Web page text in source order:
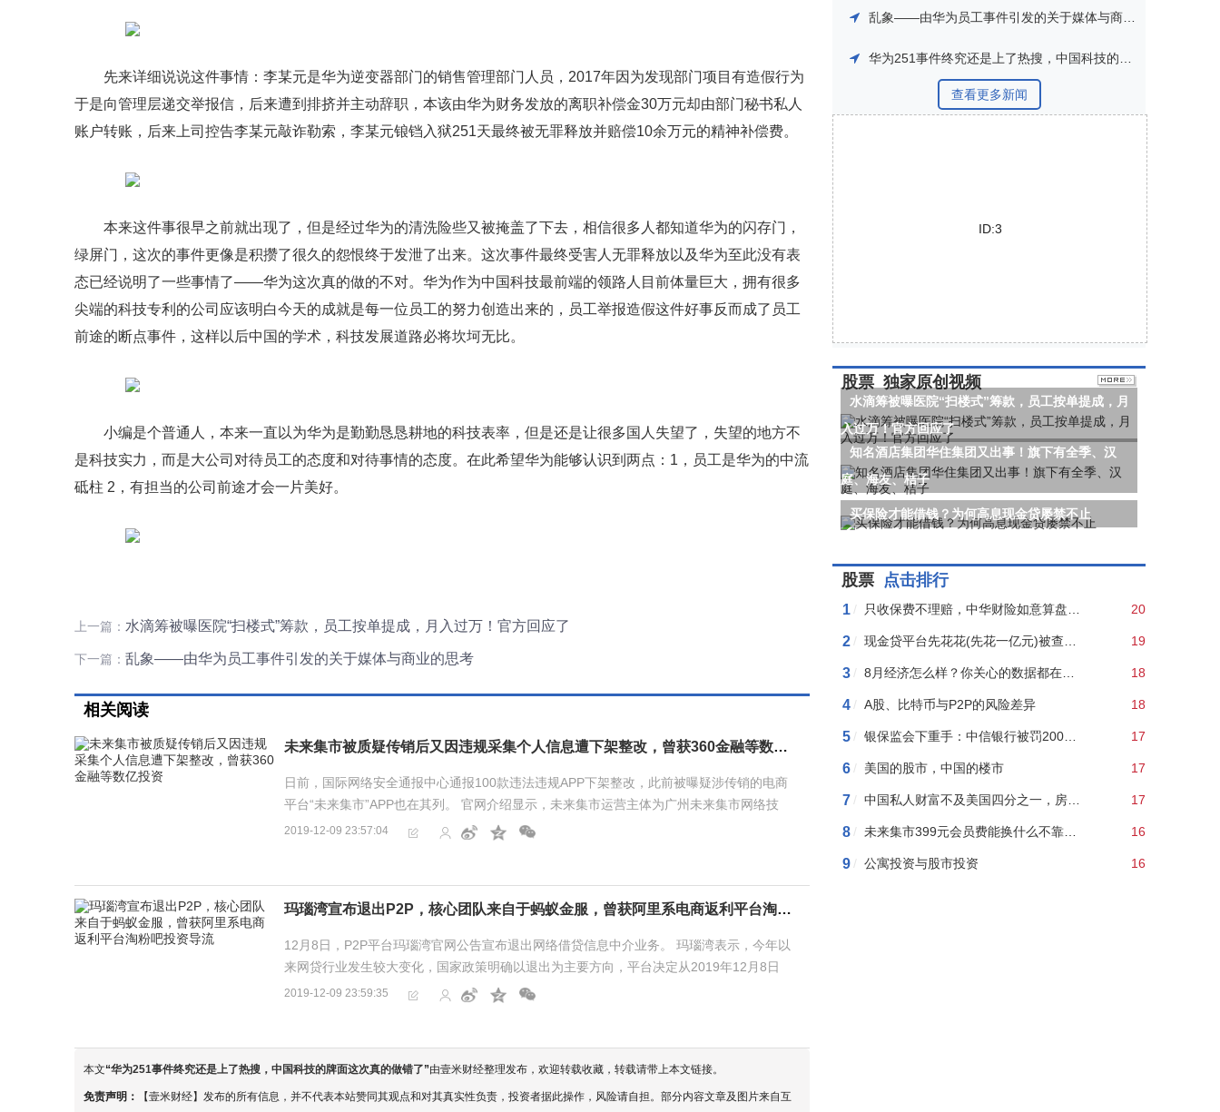
先来详细说说这件事情：李某元是华为逆变器部门的销售管理部门人员，2017年因为发现部门项目有造假行为
于是向管理层递交举报信，后来遭到排挤并主动辞职，本该由华为财务发放的离职补偿金30万元却由部门秘书私人
账户转账，后来上司控告李某元敲诈勒索，李某元锒铛入狱251天最终被无罪释放并赔偿10余万元的精神补偿费。
本来这件事很早之前就出现了，但是经过华为的清洗险些又被掩盖了下去，相信很多人都知道华为的闪存门，
绿屏门，这次的事件更像是积攒了很久的怨恨终于发泄了出来。这次事件最终受害人无罪释放以及华为至此没有表
态已经说明了一些事情了——华为这次真的做的不对。华为作为中国科技最前端的领路人目前体量巨大，拥有很多
尖端的科技专利的公司应该明白今天的成就是每一位员工的努力创造出来的，员工举报造假这件好事反而成了员工
前途的断点事件，这样以后中国的学术，科技发展道路必将坎坷无比。
小编是个普通人，本来一直以为华为是勤勤恳恳耕地的科技表率，但是还是让很多国人失望了，失望的地方不
是科技实力，而是大公司对待员工的态度和对待事情的态度。在此希望华为能够认识到两点：1，员工是华为的中流
砥柱 2，有担当的公司前途才会一片美好。
上一篇： 水滴筹被曝医院“扫楼式”筹款，员工按单提成，月入过万！官方回应了
下一篇： 乱象——由华为员工事件引发的关于媒体与商业的思考
相关阅读
未来集市被质疑传销后又因违规采集个人信息遭下架整改，曾获360金融等数亿投资
日前，国际网络安全通报中心通报100款违法违规APP下架整改，此前被曝疑涉传销的电商
平台“未来集市”APP也在其列。 官网介绍显示，未来集市运营主体为广州未来集市网络技
术有限公司，成立于2018年，2019年3月8日未来集市APP上...
2019-12-09 23:57:04
玛瑙湾宣布退出P2P，核心团队来自于蚂蚁金服，曾获阿里系电商返利平台淘粉吧投资导流
12月8日，P2P平台玛瑙湾官网公告宣布退出网络借贷信息中介业务。 玛瑙湾表示，今年以
来网贷行业发生较大变化，国家政策明确以退出为主要方向，平台决定从2019年12月8日
起正式启动退出工作，并通过业务转型实现企业平稳发展。...
2019-12-09 23:59:35
本文“华为251事件终究还是上了热搜，中国科技的牌面这次真的做错了”由壹米财经整理发布，欢迎转载收藏，转载请带上本文链接。
免责声明： 【壹米财经】发布的所有信息，并不代表本站赞同其观点和对其真实性负责，投资者据此操作，风险请自担。部分内容文章及图片来自互
乱象——由华为员工事件引发的关于媒体与商业的思考
华为251事件终究还是上了热搜，中国科技的牌面这次真的做错了
查看更多新闻
ID:3
股票 独家原创视频
水滴筹被曝医院“扫楼式”筹款，员工按单提成，月
入过万！官方回应了
知名酒店集团华住集团又出事！旗下有全季、汉
庭、海友、桔子
买保险才能借钱？为何高息现金贷屡禁不止
股票 点击排行
1 / 20
2 / 19
3 / 18
4 / A股、比特币与P2P的风险差异 18
5 / 17
6 / 美国的股市，中国的楼市 17
7 / 17
8 / 16
9 / 公寓投资与股市投资 16